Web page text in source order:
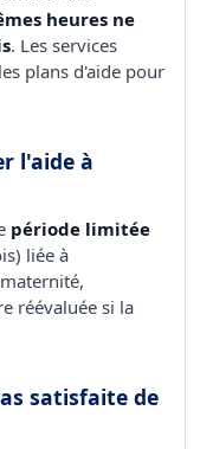
heures ne
. Les services
plans d'aide pour
l'aide à
période limitée
liée à
réévaluée si la
satisfaite de